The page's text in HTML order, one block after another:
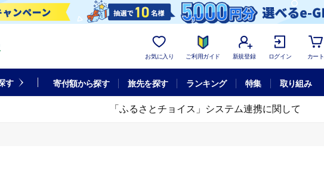
お気に入り ご利用ガイド 新規登録 ログイン カート
す 寄付額から探す 旅先を探す ランキング 特集 取り組み
「ふるさとチョイス」システム連携に関して